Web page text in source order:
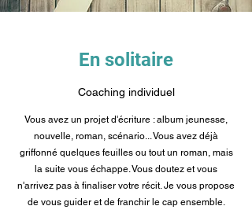
En solitaire
Coaching individuel
Vous avez un projet d'écriture : album jeunesse,
nouvelle, roman, scénario... Vous avez déjà
griffonné quelques feuilles ou tout un roman, mais
la suite vous échappe. Vous doutez et vous
n'arrivez pas à finaliser votre récit. Je vous propose
de vous guider et de franchir le cap ensemble.